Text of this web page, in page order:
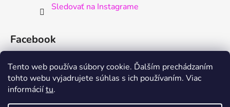
Tento web používa súbory cookie. Ďalším prechádzaním
tohto webu vyjadrujete súhlas s ich používaním. Viac
informáciítu.
Sledovať na Instagrame
Facebook